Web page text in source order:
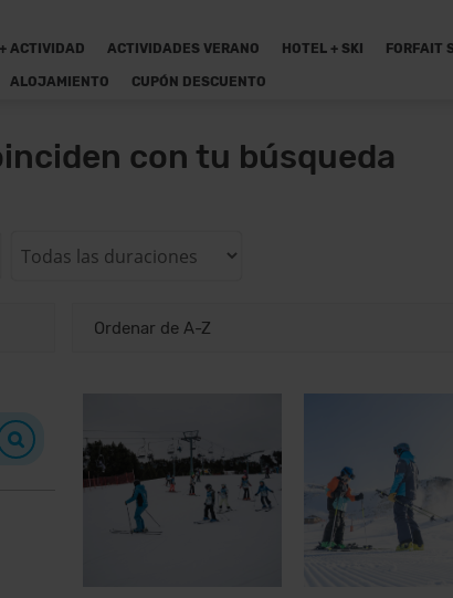
ACTIVIDAD ACTIVIDADES VERANO HOTEL + SKI FORFAIT
ALOJAMIENTO CUPÓN DESCUENTO
con tu búsqueda